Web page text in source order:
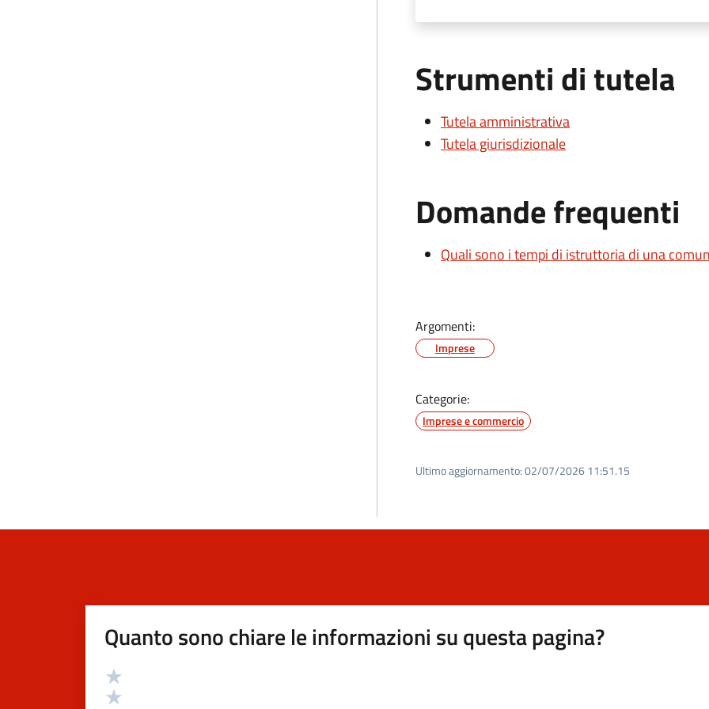
Strumenti di tutela
Tutela amministrativa
Tutela giurisdizionale
Domande frequenti
Quali sono i tempi di istruttoria di una
Argomenti:
Imprese
Categorie:
Imprese e commercio
Ultimo aggiornamento:02/07/2026 11:51.15
Quanto sono chiare le informazioni su questa pagina?
Valutazione